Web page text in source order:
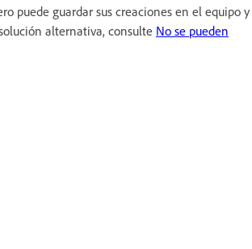
puede guardar sus creaciones en el equipo y
alternativa, consulte No se pueden